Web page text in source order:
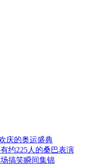
庆的奥运盛典
约225人的桑巴表演
搞笑瞬间集锦